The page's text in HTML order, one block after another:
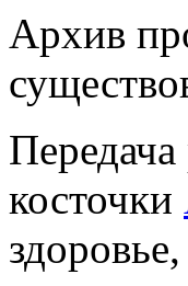
Архив
Передача
косточки